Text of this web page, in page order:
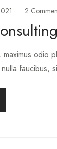
2
odio
faucibus,